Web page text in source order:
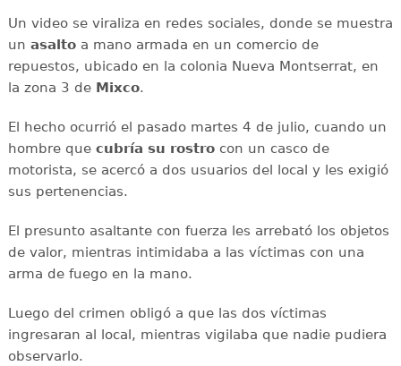
Un video se viraliza en redes sociales, donde se muestra
un asaltoa mano armada en un comercio de
repuestos, ubicado en la colonia Nueva Montserrat, en
la zona 3 de Mixco.
El hecho ocurrió el pasado martes 4 de julio, cuando un
hombre que cubría su rostrocon un casco de
motorista, se acercó a dos usuarios del local y les exigió
sus pertenencias.
El presunto asaltante con fuerza les arrebató los objetos
de valor, mientras intimidaba a las víctimas con una
arma de fuego en la mano.
Luego del crimen obligó a que las dos víctimas
ingresaran al local, mientras vigilaba que nadie pudiera
observarlo.